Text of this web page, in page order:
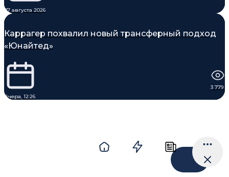
07 августа 2026
Каррагер похвалил новый трансферный подход
«Юнайтед»
Вчера, 12:26
3 779